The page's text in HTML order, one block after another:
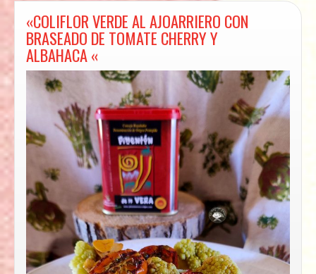
DE
SHITAKE“
«COLIFLOR VERDE AL AJOARRIERO CON
BRASEADO DE TOMATE CHERRY Y
ALBAHACA «